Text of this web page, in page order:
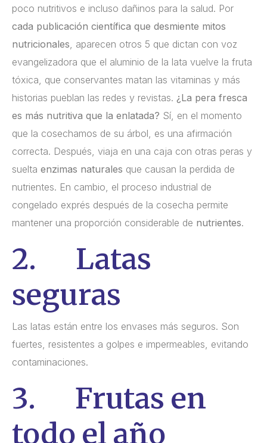
poco nutritivos e incluso dañinos para la salud. Por
cada publicación científica que desmiente mitos
nutricionales , aparecen otros 5 que dictan con voz
evangelizadora que el aluminio de la lata vuelve la fruta
tóxica, que conservantes matan las vitaminas y más
historias pueblan las redes y revistas. ¿La pera fresca
es más nutritiva que la enlatada? Sí, en el momento
que la cosechamos de su árbol, es una afirmación
correcta. Después, viaja en una caja con otras peras y
suelta enzimas naturales que causan la perdida de
nutrientes. En cambio, el proceso industrial de
congelado exprés después de la cosecha permite
mantener una proporción considerable de nutrientes.
2. Latas
seguras
Las latas están entre los envases más seguros. Son
fuertes, resistentes a golpes e impermeables, evitando
contaminaciones.
3. Frutas en
todo el año